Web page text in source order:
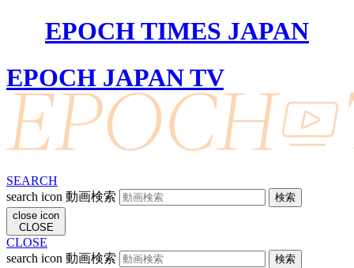
EPOCH TIMES JAPAN
EPOCH JAPAN TV
SEARCH
search icon 動画検索
close icon
CLOSE
CLOSE
search icon 動画検索